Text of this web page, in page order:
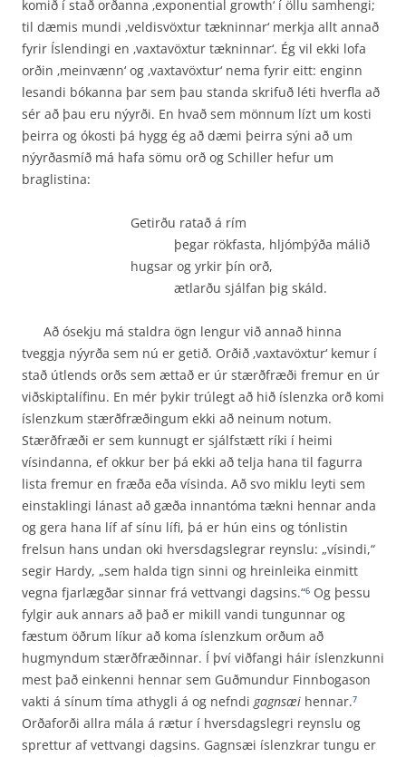
komið í stað orðanna ‚exponential growth‘ í öllu samhengi;
til dæmis mundi ‚veldisvöxtur tækninnar‘ merkja allt annað
fyrir Íslendingi en ‚vaxtavöxtur tækninnar‘. Ég vil ekki lofa
orðin ‚meinvænn‘ og ‚vaxtavöxtur‘ nema fyrir eitt: enginn
lesandi bókanna þar sem þau standa skrifuð léti hverfla að
sér að þau eru nýyrði. En hvað sem mönnum lízt um kosti
þeirra og ókosti þá hygg ég að dæmi þeirra sýni að um
nýyrðasmíð má hafa sömu orð og Schiller hefur um
braglistina:
Getirðu ratað á rím
þegar rökfasta, hljómþýða málið
hugsar og yrkir þín orð,
ætlarðu sjálfan þig skáld.
Að ósekju má staldra ögn lengur við annað hinna
tveggja nýyrða sem nú er getið. Orðið ‚vaxtavöxtur‘ kemur í
stað útlends orðs sem ættað er úr stærðfræði fremur en úr
viðskiptalífinu. En mér þykir trúlegt að hið íslenzka orð komi
íslenzkum stærðfræðingum ekki að neinum notum.
Stærðfræði er sem kunnugt er sjálfstætt ríki í heimi
vísindanna, ef okkur ber þá ekki að telja hana til fagurra
lista fremur en fræða eða vísinda. Að svo miklu leyti sem
einstaklingi lánast að gæða innantóma tækni hennar anda
og gera hana líf af sínu lífi, þá er hún eins og tónlistin
frelsun hans undan oki hversdagslegrar reynslu: „vísindi,“
segir Hardy, „sem halda tign sinni og hreinleika einmitt
vegna fjarlægðar sinnar frá vettvangi dagsins.“6 Og þessu
fylgir auk annars að það er mikill vandi tungunnar og
fæstum öðrum líkur að koma íslenzkum orðum að
hugmyndum stærð­fræðinnar. Í því viðfangi háir íslenzkunni
mest það einkenni hennar sem Guðmundur Finnboga­son
vakti á sínum tíma athygli á og nefndi gagnsæi hennar.7
Orðaforði allra mála á rætur í hvers­dagslegri reynslu og
sprettur af vettvangi dagsins. Gagnsæi íslenzkrar tungu er